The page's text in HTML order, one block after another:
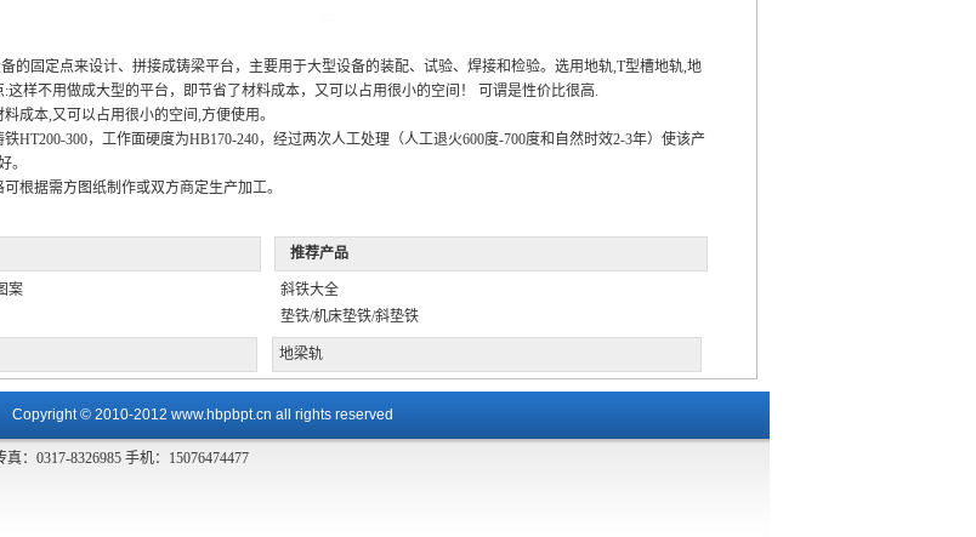
的固定点来设计、拼接成铸梁平台，主要用于大型设备的装配、试验、焊接和检验。选用地轨,T型槽地轨,地
这样不用做成大型的平台，即节省了材料成本，又可以占用很小的空间！ 可谓是性价比很高.
成本,又可以占用很小的空间,方便使用。
300，工作面硬度为HB170-240，经过两次人工处理（人工退火600度-700度和自然时效2-3年）使该产
。
根据需方图纸制作或双方商定生产加工。
案
推荐产品
斜铁大全
垫铁/机床垫铁/斜垫铁
地梁轨
Copyright © 2010-2012 www.hbpbpt.cn all rights reserved
0317-8326985 手机：15076474477